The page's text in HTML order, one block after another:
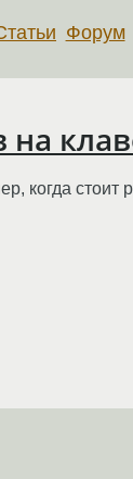
Форум
на
когда стоит